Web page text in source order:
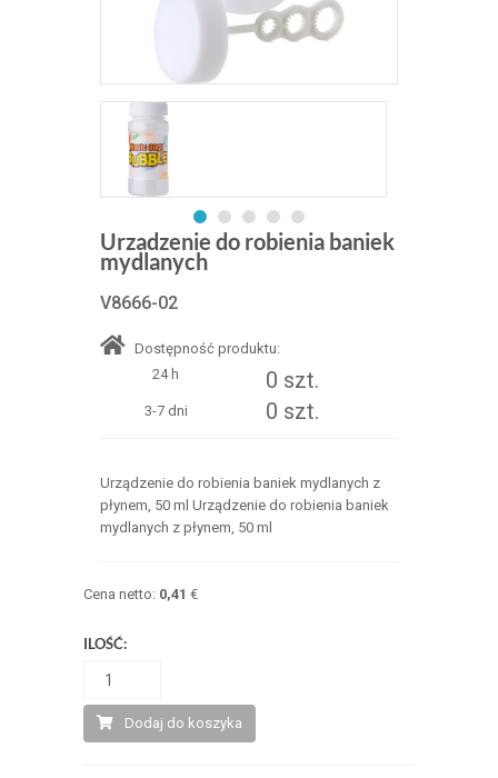
Urzadzenie do robienia baniek
mydlanych
V8666-02
Dostępność produktu:
24 h
0 szt.
3-7 dni 0 szt.
Urządzenie do robienia baniek mydlanych z
płynem, 50 ml Urządzenie do robienia baniek
mydlanych z płynem, 50 ml
Cena netto: 0,41 €
ILOŚĆ:
Dodaj do koszyka